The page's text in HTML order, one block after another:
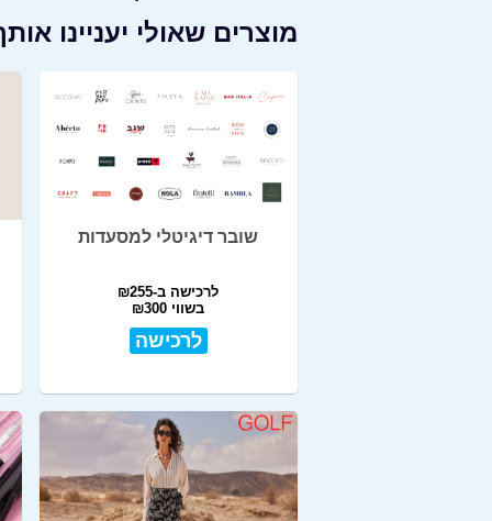
מוצרים שאולי יעניינו
שובר דיגיטלי למסעדות
לרכישה ב-₪255
בשווי ₪300
לרכישה